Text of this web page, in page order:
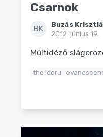
Csarnok
BK
Buzás
2012. június 19.
Múltidéző
the idoru